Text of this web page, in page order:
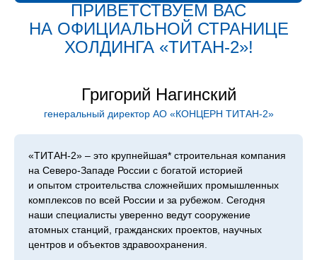
ПРИВЕТСТВУЕМ ВАС
НА ОФИЦИАЛЬНОЙ СТРАНИЦЕ
ХОЛДИН­ГА «ТИТАН‑2»!
Григорий Нагинский
генеральный директор АО «КОНЦЕРН ТИТАН‑2»
«ТИТАН‑2» – это крупнейшая* строительная компания
на Северо-Западе России с богатой историей
и опытом строительства сложнейших промышленных
комплексов по всей России и за рубежом. Сегодня
наши специалисты уверенно ведут сооружение
атомных станций, гражданских проектов, научных
центров и объектов здравоохранения.